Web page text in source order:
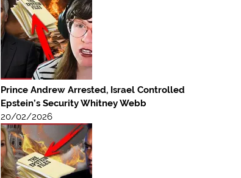
Prince Andrew Arrested, Israel Controlled
Epstein’s Security Whitney Webb
20/02/2026